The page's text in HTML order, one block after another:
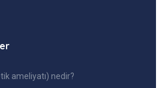
ameliyatı) nedir?